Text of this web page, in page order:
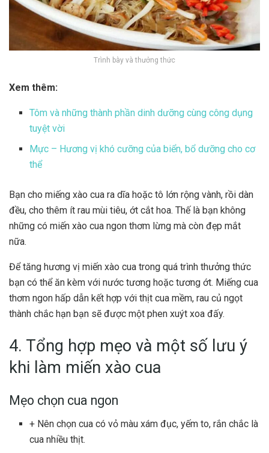
Trình bày và thưởng thức
Xem thêm:
Tôm và những thành phần dinh dưỡng cùng công dụng
tuyệt vời
Mực – Hương vị khó cưỡng của biển, bổ dưỡng cho cơ
thể
Bạn cho miếng xào cua ra dĩa hoặc tô lớn rộng vành, rồi dàn
đều, cho thêm ít rau mùi tiêu, ớt cắt hoa. Thế là bạn không
những có miến xào cua ngon thơm lừng mà còn đẹp mắt
nữa.
Để tăng hương vị miến xào cua trong quá trình thưởng thức
bạn có thể ăn kèm với nước tương hoặc tương ớt. Miếng cua
thơm ngon hấp dẫn kết hợp với thịt cua mềm, rau củ ngọt
thành chắc hạn bạn sẽ được một phen xuýt xoa đấy.
4. Tổng hợp mẹo và một số lưu ý
khi làm miến xào cua
Mẹo chọn cua ngon
+ Nên chọn cua có vỏ màu xám đục, yếm to, rắn chắc là
cua nhiều thịt.